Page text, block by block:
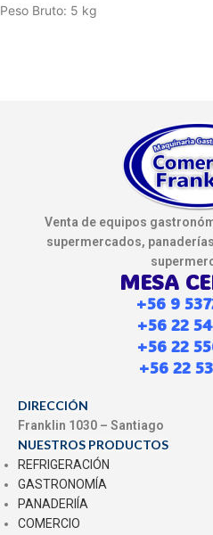
Peso Bruto: 5 kg
Venta de equipos
supermercados,
MESA
+56 9
+56 22
+56 22
+56 22
DIRECCIÓN
Franklin 1030 – Santiago
NUESTROS PRODUCTOS
REFRIGERACIÓN
GASTRONOMÍA
PANADERIÍA
COMERCIO